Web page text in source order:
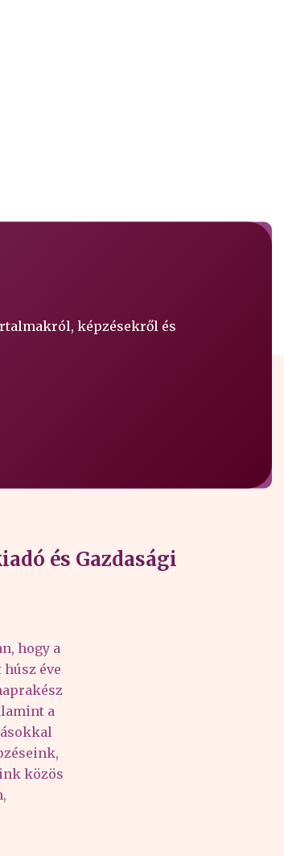
képzésekről és
és Gazdasági
hogy a
éve
a
közös